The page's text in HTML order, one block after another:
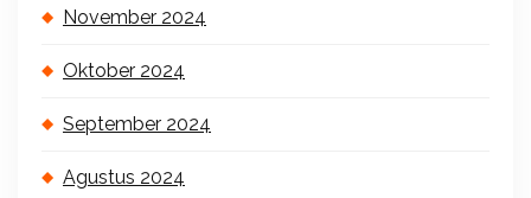
November 2024
Oktober 2024
September 2024
Agustus 2024